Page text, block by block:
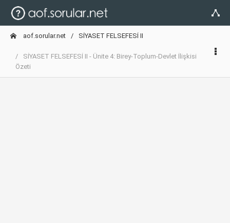
aof.sorular.net SİYASET FELSEFESİ II
SİYASET FELSEFESİ II - Ünite 4: Birey-Toplum-Devlet İlişkisi
Özeti